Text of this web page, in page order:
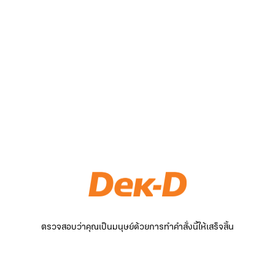
ตรวจสอบว่าคุณเป็นมนุษย์ด้วยการทำคำสั่งนี้ให้เสร็จสิ้น